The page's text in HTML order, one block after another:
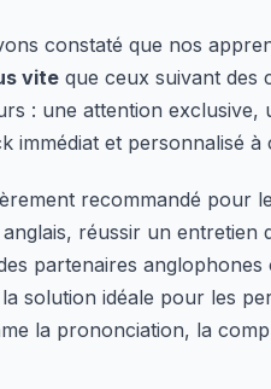
constaté que nos
vite que ceux suivant des
: une attention exclusive,
immédiat et personnalisé à
recommandé pour
réussir un entretien
partenaires
solution idéale pour les
la prononciation, la